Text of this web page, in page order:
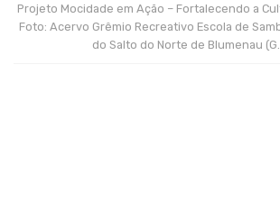
Projeto Mocidade em Ação – Fortalecendo a
Foto: Acervo Grêmio Recreativo Escola de
do Salto do Norte de Blumenau